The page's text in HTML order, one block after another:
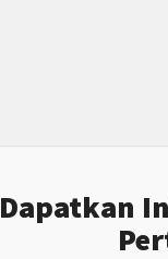
Dapatkan